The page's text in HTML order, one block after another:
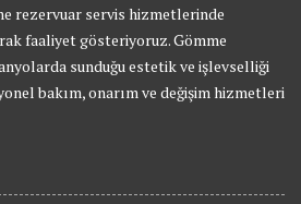
rezervuar servis hizmetlerinde
faaliyet gösteriyoruz. Gömme
sunduğu estetik ve işlevselliği
bakım, onarım ve değişim hizmetleri